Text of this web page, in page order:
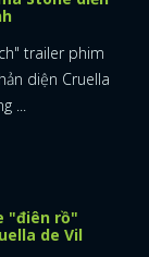
x
trailer phim
diện Cruella
...
"điên rồ"
de Vil